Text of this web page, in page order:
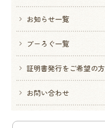
お知らせ一覧
ブーろぐ一覧
証明書発行をご希望の
お問い合わせ